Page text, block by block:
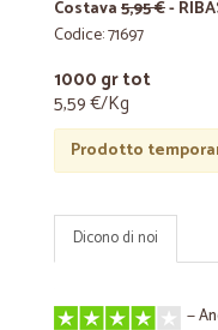
Costava5,95 €-
Codice: 71697
1000 gr tot
5,59 €/Kg
Prodotto
Dicono di noi
—